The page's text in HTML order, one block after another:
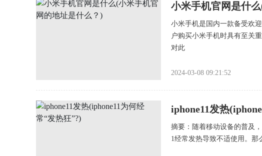
小米手机官网是什
小米手机是国内一款备受欢
户购买小米手机时具有至关
对此
2024-03-08 09:21:52
iphone11发热
摘要：随着移动设备的普及
1经常发热导致不适使用。那